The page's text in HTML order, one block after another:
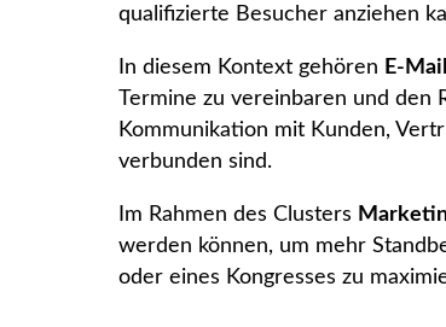
qualifizierte Besucher anziehen
In diesem Kontext gehören E-
Termine zu vereinbaren und den
Kommunikation mit Kunden,
verbunden sind.
Im Rahmen des Clusters
werden können, um mehr
oder eines Kongresses zu